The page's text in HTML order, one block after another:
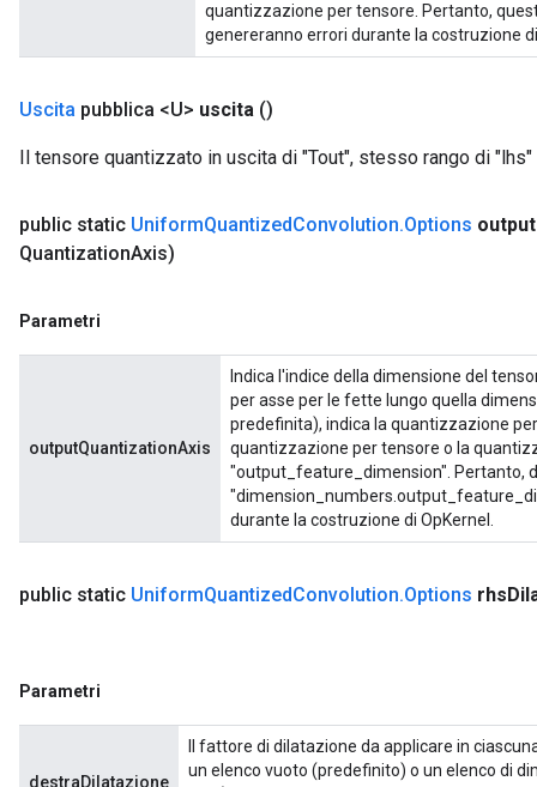
quantizzazione per tensore. Pertanto,
genereranno errori durante la costruzione
Uscita pubblica <U> uscita ()
Il tensore quantizzato in uscita di "Tout", stesso rango di "lhs"
public static UniformQuantizedConvolution.Options output
QuantizationAxis)
Parametri
outputQuantizationAxis
Indica l'indice della dimensione del
per asse per le fette lungo quella
predefinita), indica la quantizzazione
quantizzazione per tensore o la
"output_feature_dimension". Pertanto,
durante la costruzione di OpKernel.
public static UniformQuantizedConvolution.Options rhs
Parametri
destraDilatazione
Il fattore di dilatazione da applicare in
un elenco vuoto (predefinito) o un elenco di